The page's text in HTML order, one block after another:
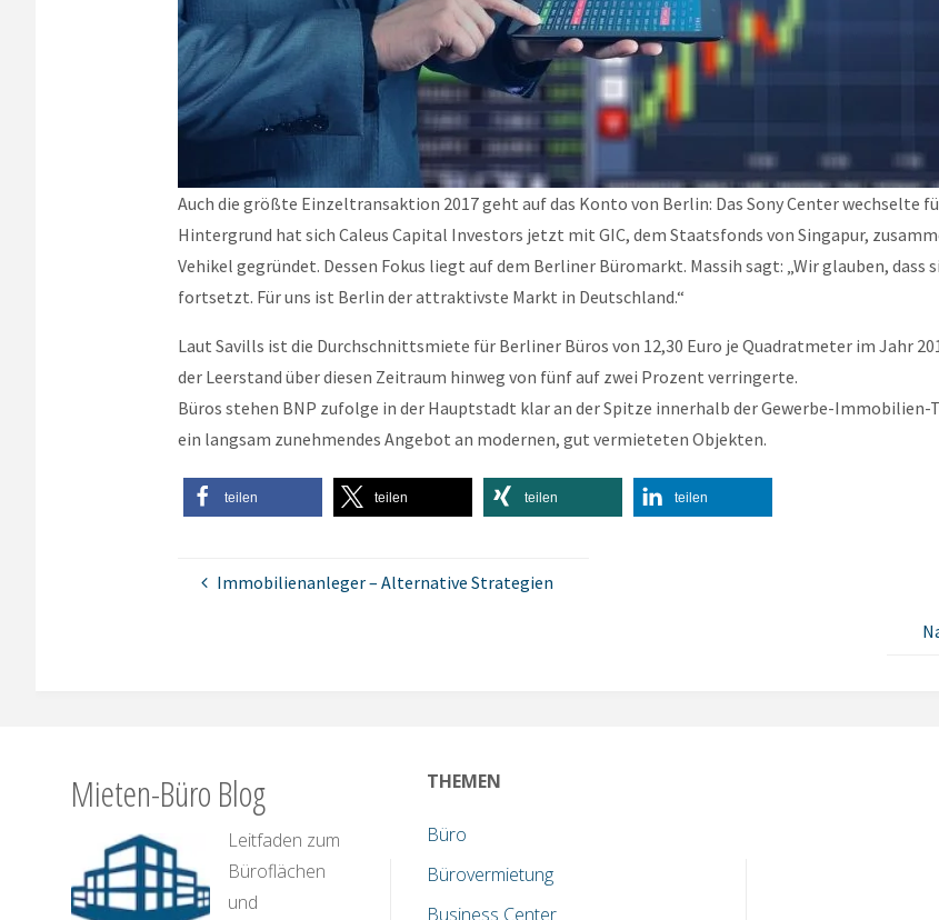
Auch die größte Einzeltransaktion 2017 geht auf das Konto von Berlin: Das Sony Center wechselte
Hintergrund hat sich Caleus Capital Investors jetzt mit GIC, dem Staatsfonds von Singapur,
Vehikel gegründet. Dessen Fokus liegt auf dem Berliner Büromarkt. Massih sagt: „Wir glauben,
fortsetzt. Für uns ist Berlin der attraktivste Markt in Deutschland.“
Laut Savills ist die Durchschnittsmiete für Berliner Büros von 12,30 Euro je Quadratmeter im Jahr
der Leerstand über diesen Zeitraum hinweg von fünf auf zwei Prozent verringerte.
Büros stehen BNP zufolge in der Hauptstadt klar an der Spitze innerhalb der Gewerbe-
ein langsam zunehmendes Angebot an modernen, gut vermieteten Objekten.
teilen teilen teilen teilen
Immobilienanleger – Alternative Strategien
Mieten-Büro Blog
Leitfaden zum
Büroflächen
und
THEMEN
Büro
Bürovermietung
Business Center